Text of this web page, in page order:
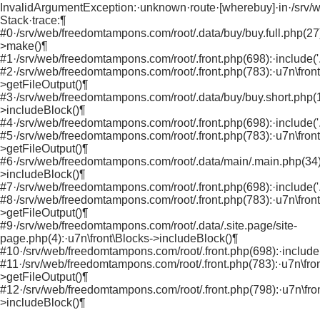
InvalidArgumentException:·unknown·route·[wherebuy]·in·/
Stack·trace:¶
#0·/srv/web/freedomtampons.com/root/.data/buy/
>make()¶
#1·/srv/web/freedomtampons.com/root/
#2·/srv/web/freedomtampons.com/root/
>getFileOutput()¶
#3·/srv/web/freedomtampons.com/root/.data/buy/
>includeBlock()¶
#4·/srv/web/freedomtampons.com/root/
#5·/srv/web/freedomtampons.com/root/
>getFileOutput()¶
#6·/srv/web/freedomtampons.com/root/.data/main/
>includeBlock()¶
#7·/srv/web/freedomtampons.com/root/
#8·/srv/web/freedomtampons.com/root/
>getFileOutput()¶
#9·/srv/web/freedomtampons.com/root/.data/.site.page/site-
page.php(4):·u7n\front\Blocks->includeBlock()¶
#10·/srv/web/freedomtampons.com/root/
#11·/srv/web/freedomtampons.com/root/
>getFileOutput()¶
#12·/srv/web/freedomtampons.com/root/
>includeBlock()¶